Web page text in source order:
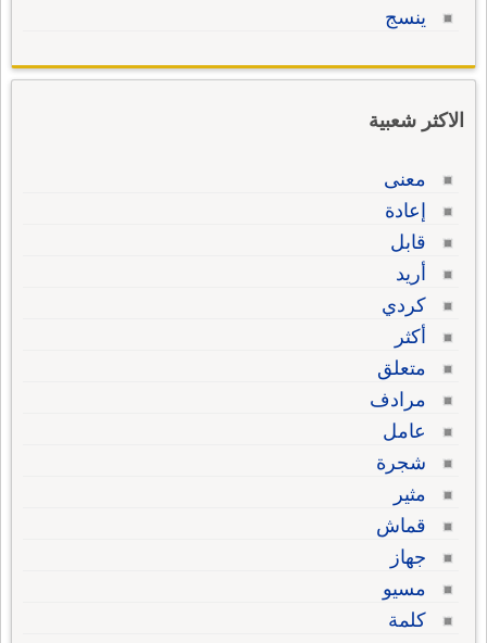
ينسج
الاكثر شعبية
معنى
إعادة
قابل
أريد
كردي
أكثر
متعلق
مرادف
عامل
شجرة
مثير
قماش
جهاز
مسيو
كلمة